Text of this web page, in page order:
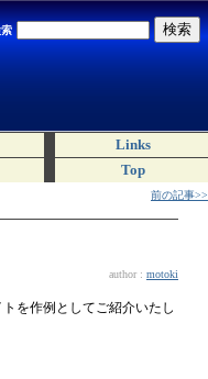
Links
Top
前の記事>>
author : motoki
を作例としてご紹介いたし